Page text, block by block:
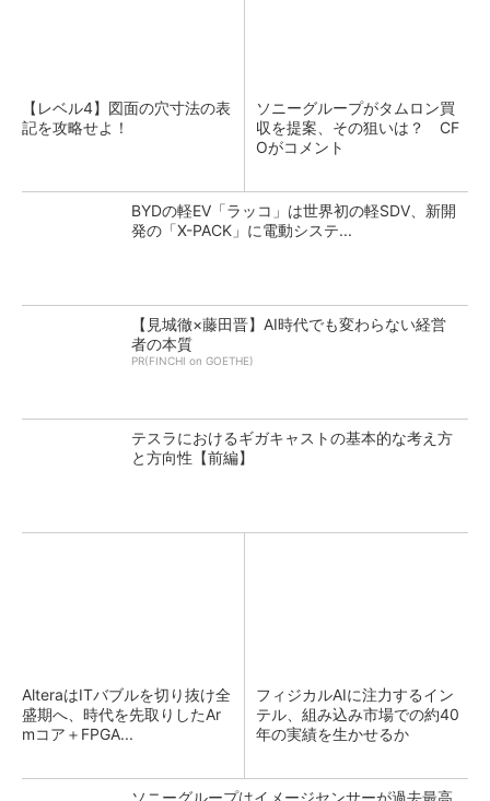
【レベル4】図面の穴寸法の表
記を攻略せよ！
ソニーグループがタムロン買
収を提案、その狙いは？ CF
Oがコメント
BYDの軽EV「ラッコ」は世界初の軽SDV、新開
発の「X-PACK」に電動システ...
【見城徹×藤田晋】AI時代でも変わらない経営
者の本質
PR(FINCHI on GOETHE)
テスラにおけるギガキャストの基本的な考え方
と方向性【前編】
AlteraはITバブルを切り抜け全
盛期へ、時代を先取りしたAr
mコア＋FPGA...
フィジカルAIに注力するイン
テル、組み込み市場での約40
年の実績を生かせるか
ソニーグループはイメージセンサーが過去最高